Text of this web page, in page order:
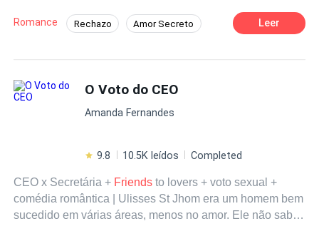
alimentados por las acciones confusas de Alex. Sus
miradas, sus gestos y sus palabras ambiguas la hacen
incertidumbre la consume. ¿Será solo una ilusión o, sin
darse cuenta, Alex también está empezando a verla de
Romance Rechazo Amor Secreto Leer
O Voto do CEO
Amanda Fernandes
9.8 10.5K leídos Completed
CEO x Secretária + Friends to lovers + voto sexual +
comédia romântica | Ulisses St Jhom era um homem bem
sucedido em várias áreas, menos no amor. Ele não sabia